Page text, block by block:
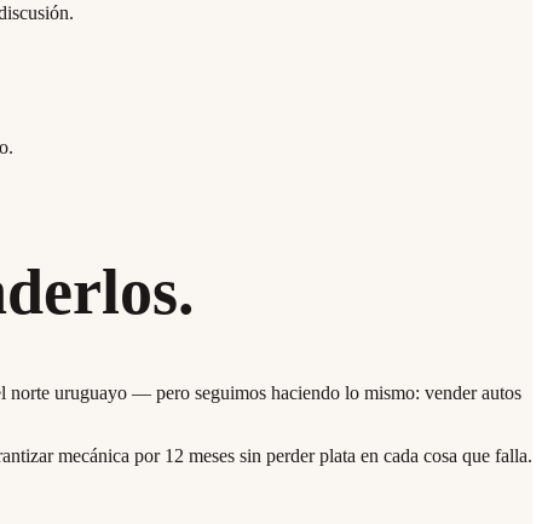
norte uruguayo — pero seguimos haciendo lo mismo: vender autos
mecánica por 12 meses sin perder plata en cada cosa que falla.